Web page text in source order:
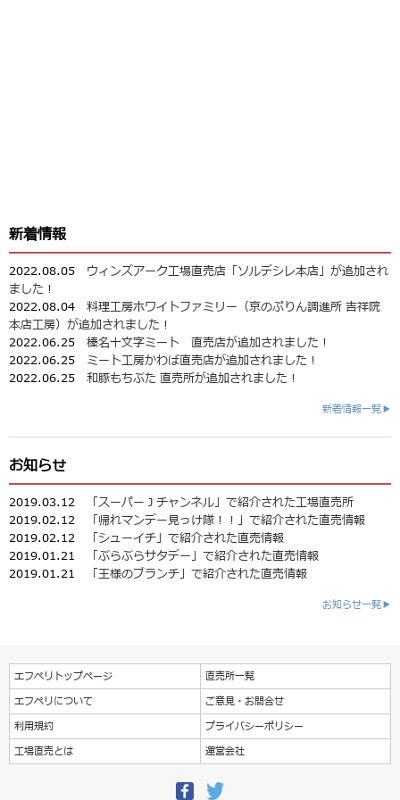
新着情報
2022.08.05 ウィンズアーク工場直売店「ソルデシレ本店」が追加され
ました！
2022.08.04 料理工房ホワイトファミリー（京のぷりん調進所 吉祥院
本店工房）が追加されました！
2022.06.25 榛名十文字ミート 直売店が追加されました！
2022.06.25 ミート工房かわば直売店が追加されました！
2022.06.25 和豚もちぶた 直売所が追加されました！
新着情報一覧▶
お知らせ
2019.03.12
「スーパーＪチャンネル」で紹介された工場直売所
2019.02.12
「帰れマンデー見っけ隊！！」で紹介された直売情報
2019.02.12
「シューイチ」で紹介された直売情報
2019.01.21
「ぶらぶらサタデー」で紹介された直売情報
2019.01.21
「王様のブランチ」で紹介された直売情報
お知らせ一覧▶
エフペリトップページ
直売所一覧
エフペリについて
ご意見・お問合せ
利用規約
プライバシーポリシー
工場直売とは
運営会社